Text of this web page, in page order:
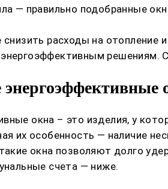
— правильно подобранные
снизить расходы на
решениям.
энергоэффективные
окна – это изделия, у
их особенность — наличие
окна позволяют долго
счета — ниже.